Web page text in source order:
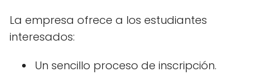
La empresa ofrece a los estudiantes
interesados:
Un sencillo proceso de inscripción.